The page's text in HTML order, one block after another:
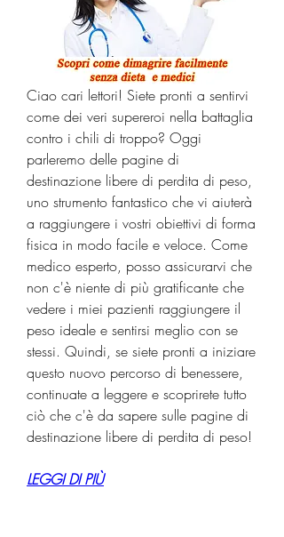
Ciao cari lettori! Siete pronti a sentirvi
come dei veri supereroi nella battaglia
contro i chili di troppo? Oggi
parleremo delle pagine di
destinazione libere di perdita di peso,
uno strumento fantastico che vi aiuterà
a raggiungere i vostri obiettivi di forma
fisica in modo facile e veloce. Come
medico esperto, posso assicurarvi che
non c'è niente di più gratificante che
vedere i miei pazienti raggiungere il
peso ideale e sentirsi meglio con se
stessi. Quindi, se siete pronti a iniziare
questo nuovo percorso di benessere,
continuate a leggere e scoprirete tutto
ciò che c'è da sapere sulle pagine di
destinazione libere di perdita di peso!
LEGGI DI PIÙ